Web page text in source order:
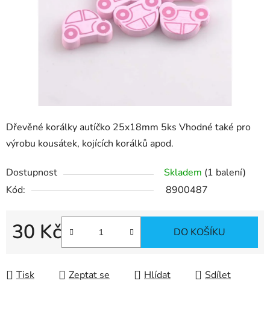
Dřevěné korálky autíčko 25x18mm 5ks Vhodné také pro
výrobu kousátek, kojících korálků apod.
Dostupnost Skladem (1 balení)
Kód:
8900487
30 Kč
Měrná cena:
DO KOŠÍKU
Tisk Zeptat se Hlídat Sdílet